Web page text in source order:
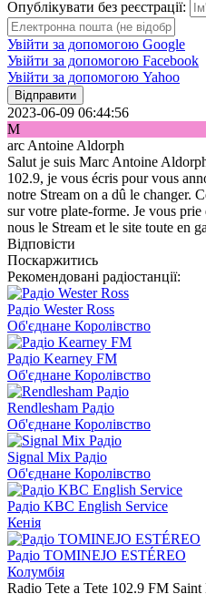
Опублікувати без реєстрації:
Увійти за допомогою Google
Увійти за допомогою Facebook
Увійти за допомогою Yahoo
Відправити
2023-06-09 06:44:56
M
arc Antoine Aldorph
Salut je suis Marc Antoine
102.9, je vous écris pour vous
notre Stream on a dû le changer.
sur votre plate-forme. Je vous
nous le Stream et le site toute en
Відповісти
Поскаржитись
Рекомендовані радіостанції:
Радіо Wester Ross
Об'єднане Королівство
Радіо Kearney FM
Об'єднане Королівство
Rendlesham Радіо
Об'єднане Королівство
Signal Mix Радіо
Об'єднане Королівство
Радіо KBC English Service
Кенія
Радіо TOMINEJO ESTÉREO
Колумбія
Radio Tete a Tete 102.9 FM